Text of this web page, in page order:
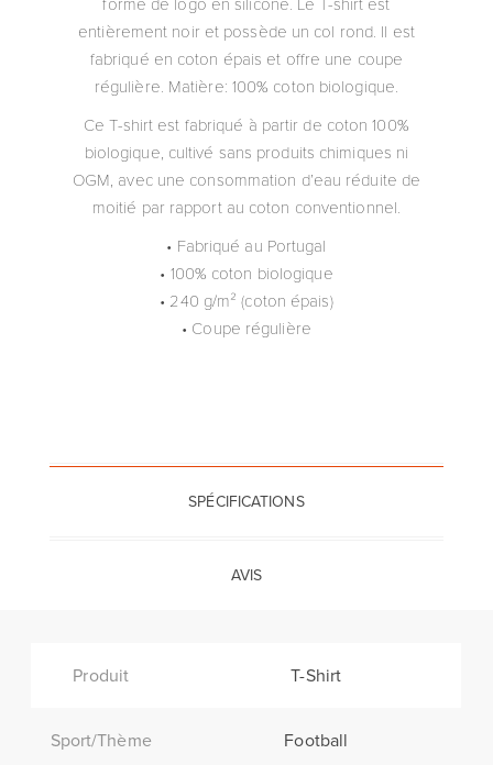
entièrement noir et possède un col rond. Il est
fabriqué en coton épais et offre une coupe
régulière. Matière: 100% coton biologique.
Ce T-shirt est fabriqué à partir de coton 100%
biologique, cultivé sans produits chimiques ni
OGM, avec une consommation d’eau réduite de
moitié par rapport au coton conventionnel.
• Fabriqué au Portugal
• 100% coton biologique
• 240 g/m² (coton épais)
• Coupe régulière
SPÉCIFICATIONS
AVIS
Produit T-Shirt
Sport/Thème Football